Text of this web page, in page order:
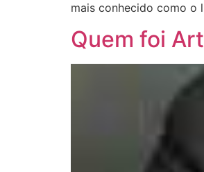
mais conhecido como o
Quem foi